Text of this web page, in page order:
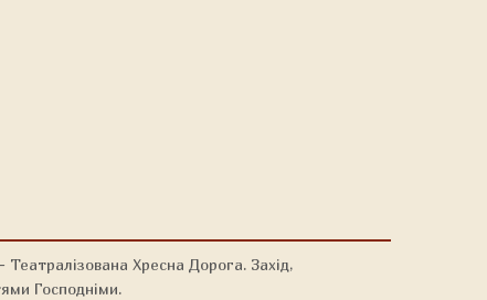
Хресна Дорога. Захід,
Господніми.